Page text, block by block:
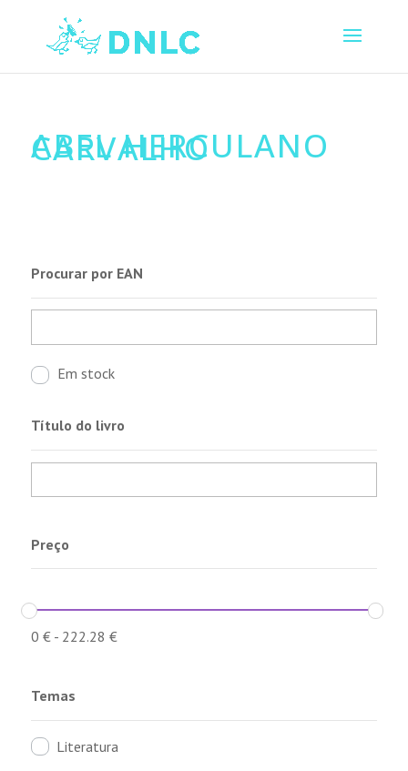
ABEL HERCULANO
CARVALHO
Procurar por EAN
Em stock
Título do livro
Preço
0 €- 222.28 €
Temas
Literatura